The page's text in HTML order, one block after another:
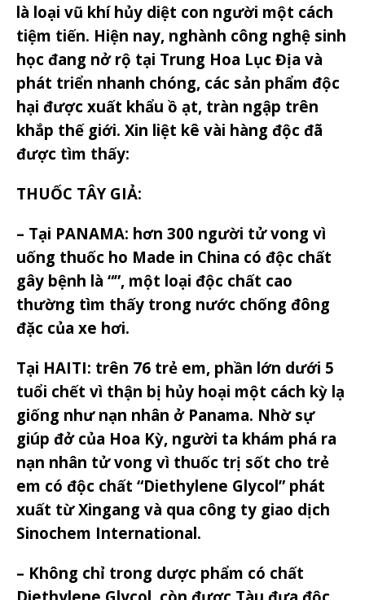
là loại vũ khí hủy diệt con người một cách
tiệm tiến. Hiện nay, nghành công nghệ sinh
học đang nở rộ tại Trung Hoa Lục Địa và
phát triển nhanh chóng, các sản phẩm độc
hại được xuất khẩu ồ ạt, tràn ngập trên
khắp thế giới. Xin liệt kê vài hàng độc đã
được tìm thấy:
THUỐC TÂY GIẢ:
– Tại PANAMA: hơn 300 người tử vong vì
uống thuốc ho Made in China có độc chất
gây bệnh là “”, một loại độc chất cao
thường tìm thấy trong nước chống đông
đặc của xe hơi.
Tại HAITI: trên 76 trẻ em, phần lớn dưới 5
tuổi chết vì thận bị hủy hoại một cách kỳ lạ
giống như nạn nhân ở Panama. Nhờ sự
giúp đở của Hoa Kỳ, người ta khám phá ra
nạn nhân tử vong vì thuốc trị sốt cho trẻ
em có độc chất “Diethylene Glycol” phát
xuất từ Xingang và qua công ty giao dịch
Sinochem International.
– Không chỉ trong dược phẩm có chất